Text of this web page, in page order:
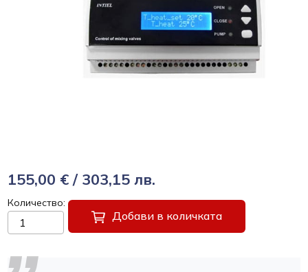
155,00 € / 303,15 лв.
Количество
Добави в количката